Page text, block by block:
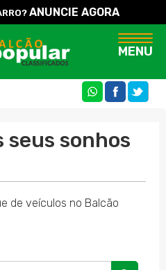
ANUNCIE AGORA
MENU
seus sonhos
de veículos no Balcão